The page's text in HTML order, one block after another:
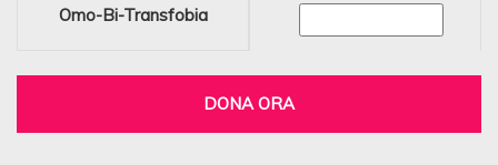
Omo-Bi-Transfobia
DONA ORA